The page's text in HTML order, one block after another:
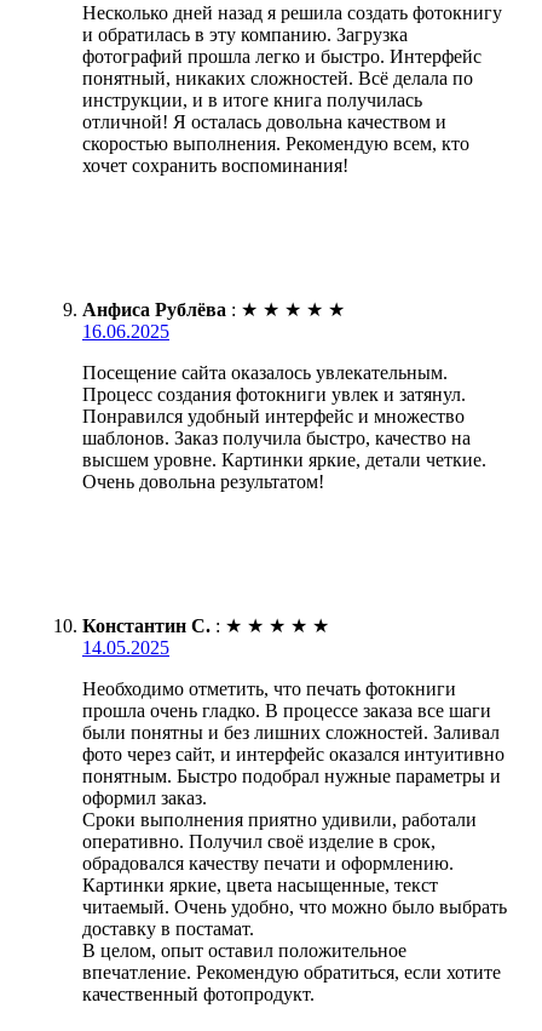
Несколько дней назад я решила создать фотокнигу
и обратилась в эту компанию. Загрузка
фотографий прошла легко и быстро. Интерфейс
понятный, никаких сложностей. Всё делала по
инструкции, и в итоге книга получилась
отличной! Я осталась довольна качеством и
скоростью выполнения. Рекомендую всем, кто
хочет сохранить воспоминания!
Анфиса Рублёва : ★ ★ ★ ★ ★
16.06.2025
Посещение сайта оказалось увлекательным.
Процесс создания фотокниги увлек и затянул.
Понравился удобный интерфейс и множество
шаблонов. Заказ получила быстро, качество на
высшем уровне. Картинки яркие, детали четкие.
Очень довольна результатом!
Константин С. : ★ ★ ★ ★ ★
14.05.2025
Необходимо отметить, что печать фотокниги
прошла очень гладко. В процессе заказа все шаги
были понятны и без лишних сложностей. Заливал
фото через сайт, и интерфейс оказался интуитивно
понятным. Быстро подобрал нужные параметры и
оформил заказ.
Сроки выполнения приятно удивили, работали
оперативно. Получил своё изделие в срок,
обрадовался качеству печати и оформлению.
Картинки яркие, цвета насыщенные, текст
читаемый. Очень удобно, что можно было выбрать
доставку в постамат.
В целом, опыт оставил положительное
впечатление. Рекомендую обратиться, если хотите
качественный фотопродукт.